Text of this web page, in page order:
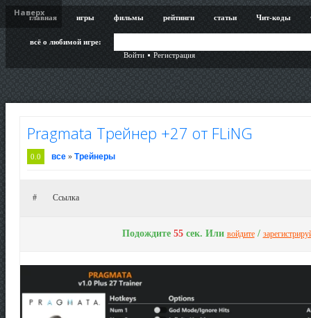
главная игры фильмы рейтинги статьи Чит-коды
всё о любимой игре:
Войти
Регистрация
Pragmata Трейнер +27 от FLiNG
0.0 все » Трейнеры
# Ссылка
Подождите 53сек. Или войдите/
Наверх